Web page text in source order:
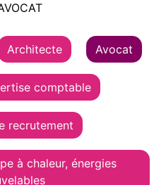
Architecte Avocat
comptable
recrutement
à chaleur, énergies